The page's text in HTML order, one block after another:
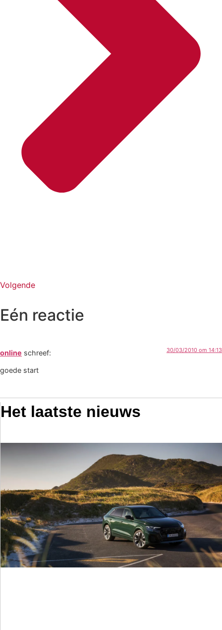
Volgende
Eén reactie
online schreef: 30/03/2010 om 14:13
goede start
Het laatste nieuws